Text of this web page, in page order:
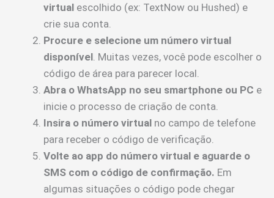
virtual escolhido (ex: TextNow ou Hushed) e
crie sua conta.
Procure e selecione um número virtual
disponível . Muitas vezes, você pode escolher o
código de área para parecer local.
Abra o WhatsApp no seu smartphone ou PC e
inicie o processo de criação de conta.
Insira o número virtual no campo de telefone
para receber o código de verificação.
Volte ao app do número virtual e aguarde o
SMS com o código de confirmação. Em
algumas situações o código pode chegar